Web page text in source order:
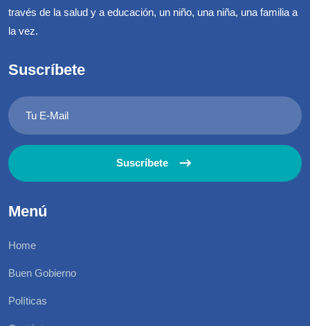
través de la salud y a educación, un niño, una niña, una familia a
la vez.
Suscríbete
Suscríbete
Menú
Home
Buen Gobierno
Políticas